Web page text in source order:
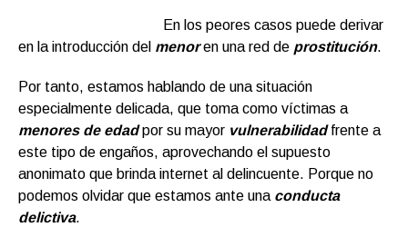
En los peores casos puede derivar
en la introducción del menoren una red de prostitución.
Por tanto, estamos hablando de una situación
especialmente delicada, que toma como víctimas a
menores de edadpor su mayor vulnerabilidadfrente a
este tipo de engaños, aprovechando el supuesto
anonimato que brinda internet al delincuente. Porque no
podemos olvidar que estamos ante una conducta
delictiva.